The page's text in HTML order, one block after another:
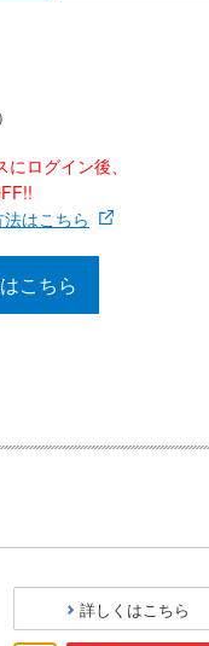
ログイン後、
はこちら
こちら
詳しくはこちら